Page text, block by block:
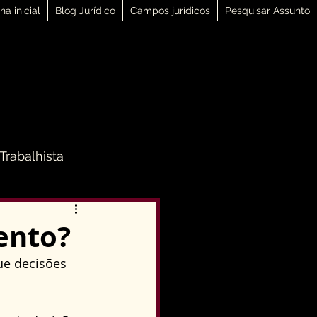
inicial Blog Jurídico Campos jurídicos Pesquisar Assunto
Direito Penal
decisões